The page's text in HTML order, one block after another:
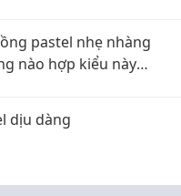
pastel nhẹ nhàng
nào hợp kiểu này
dịu dàng